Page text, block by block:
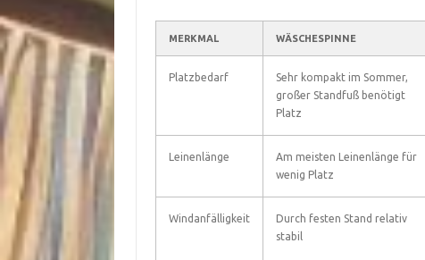
MERKMAL WÄSCHESPINNE
Platzbedarf
Sehr kompakt im Sommer,
großer Standfuß benötigt
Platz
Leinenlänge
Am meisten Leinenlänge für
wenig Platz
Windanfälligkeit
Durch festen Stand relativ
stabil